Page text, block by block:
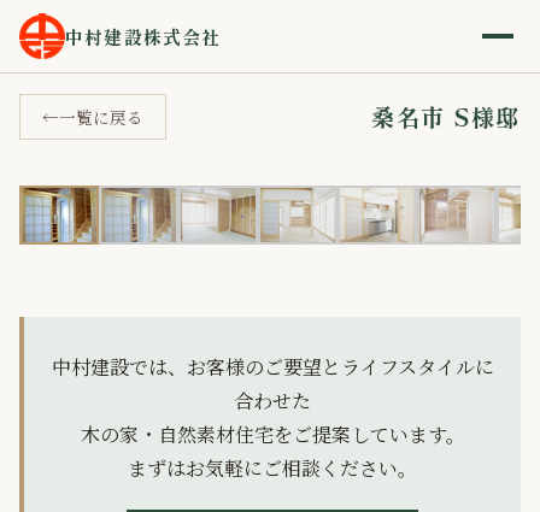
中村建設株式会社
ホーム › 施工事例› 桑名市 S様邸
一覧に戻る 桑名市 S様邸
中村建設では、お客様のご要望とライフスタイルに
合わせた
木の家・自然素材住宅をご提案しています。
まずはお気軽にご相談ください。